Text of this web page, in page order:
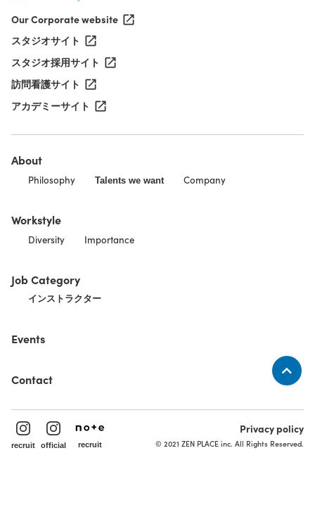
Our Corporate website
スタジオサイト
スタジオ採用サイト
訪問看護サイト
アカデミーサイト
About
Philosophy Talents we want Company
Workstyle
Diversity Importance
Job Category
インストラクター
Events
Contact
recruit official recruit
Privacy policy
© 2021 ZEN PLACE inc. All Rights Reserved.